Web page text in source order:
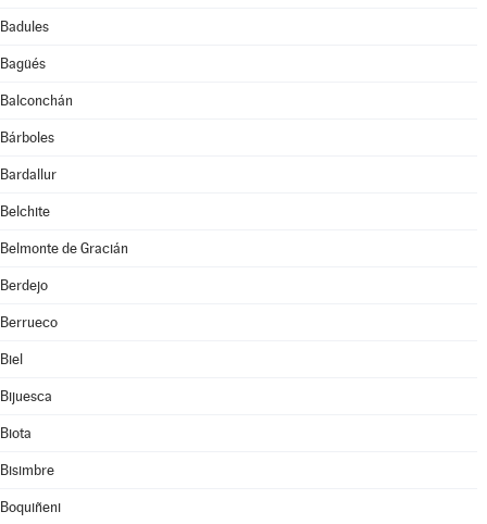
Badules
Bagüés
Balconchán
Bárboles
Bardallur
Belchite
Belmonte de Gracián
Berdejo
Berrueco
Biel
Bijuesca
Biota
Bisimbre
Boquiñeni